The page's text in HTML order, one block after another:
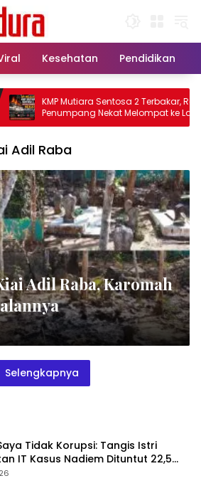
Kesehatan Pendidikan
KMP Mutiara Sentosa 2 Terbakar, Ratusan
Penumpang Nekat Melompat ke Laut
Adil Raba
Adil Raba, Karomah
Selengkapnya
Tidak Korupsi: Tangis Istri
IT Kasus Nadiem Dituntut 22,5